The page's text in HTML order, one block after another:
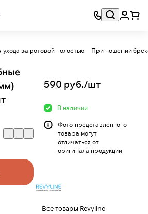
ухода за ротовой полостью При ношении
590 руб./шт
В наличии
Фото представленного
товара могут
отличаться от
оригинала продукции
Все товары Revyline